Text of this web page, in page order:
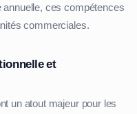
ces compétences
commerciales.
et
un atout majeur pour les